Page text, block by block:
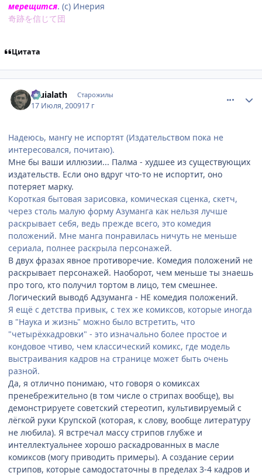
мерещится. (с) Инерия
奇跡を信じて団
Цитата
Eruialath Старожилы
17 Июля, 200917 г
Надеюсь, мангу не испортят (Издательством пока не
интересовался, почитаю).
Мне бы ваши иллюзии... Палма - худшее из существующих
издательств. Если оно вдруг что-то не испортит, оно
потеряет марку.
Короткая бытовая зарисовка, комическая сценка, скетч,
через столь малую форму Азуманга как нельзя лучше
раскрывает себя, ведь прежде всего, это комедия
положений. Мне манга понравилась ничуть не меньше
сериала, полнее раскрыла персонажей.
В двух фразах явное противоречие. Комедия положений не
раскрывает персонажей. Наоборот, чем меньше ты знаешь
про того, кто получил тортом в лицо, тем смешнее.
Логический вывод6 Адзуманга - НЕ комедия положений.
Я ещё с детства привык, с тех же комиксов, которые иногда
в "Наука и жизнь" можно было встретить, что
"четырёхкадровки" - это изначально более простое и
кондовое чтиво, чем классический комикс, где модель
выстраивания кадров на странице может быть очень
разной.
Да, я отлично понимаю, что говоря о комиксах
пренебрежительно (в том числе о стрипах вообще), вы
демонстрируете советский стереотип, культивируемый с
лёгкой руки Крупской (которая, к слову, вообще литературу
не любила). Я встречал массу стрипов глубже и
интеллектуальнее хорошо раскадрованных в масле
комиксов (могу приводить примеры). А создание серии
стрипов, которые самодостаточны в пределах 3-4 кадров и